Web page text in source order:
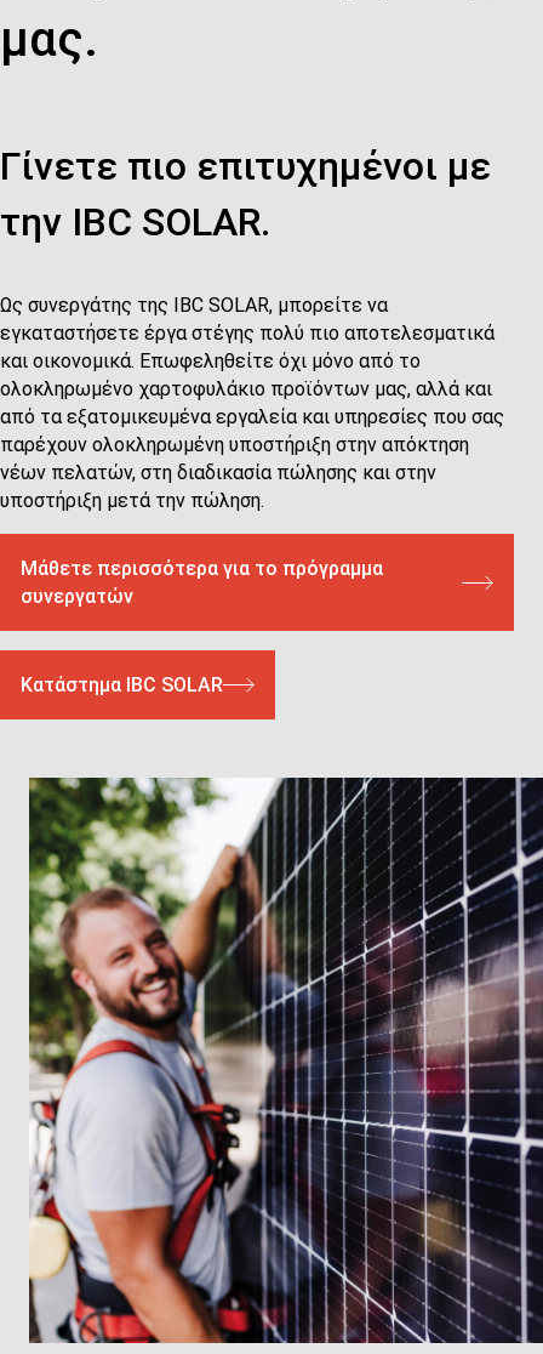
μας.
Γίνετε πιο επιτυχημένοι με
την IBC SOLAR.
Ως συνεργάτης της IBC SOLAR, μπορείτε να
εγκαταστήσετε έργα στέγης πολύ πιο αποτελεσματικά
και οικονομικά. Επωφεληθείτε όχι μόνο από το
ολοκληρωμένο χαρτοφυλάκιο προϊόντων μας, αλλά και
από τα εξατομικευμένα εργαλεία και υπηρεσίες που σας
παρέχουν ολοκληρωμένη υποστήριξη στην απόκτηση
νέων πελατών, στη διαδικασία πώλησης και στην
υποστήριξη μετά την πώληση.
Μάθετε περισσότερα για το πρόγραμμα
συνεργατών
Κατάστημα IBC SOLAR